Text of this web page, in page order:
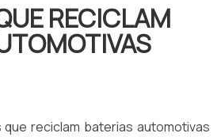
RECICLAM
reciclam baterias automotivas